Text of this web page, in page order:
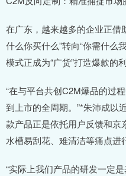
在广东，越来越多的企业正借
什么你买什么”转向“你需什么
模式正成为“广货”打造爆款的利
“在与平台共创C2M爆品的过
到上市的全周期。”*朱沛成以
款产品正是依托用户反馈和
水槽易刮花、难清洁等痛点进
“实际上我们产品的研发一定